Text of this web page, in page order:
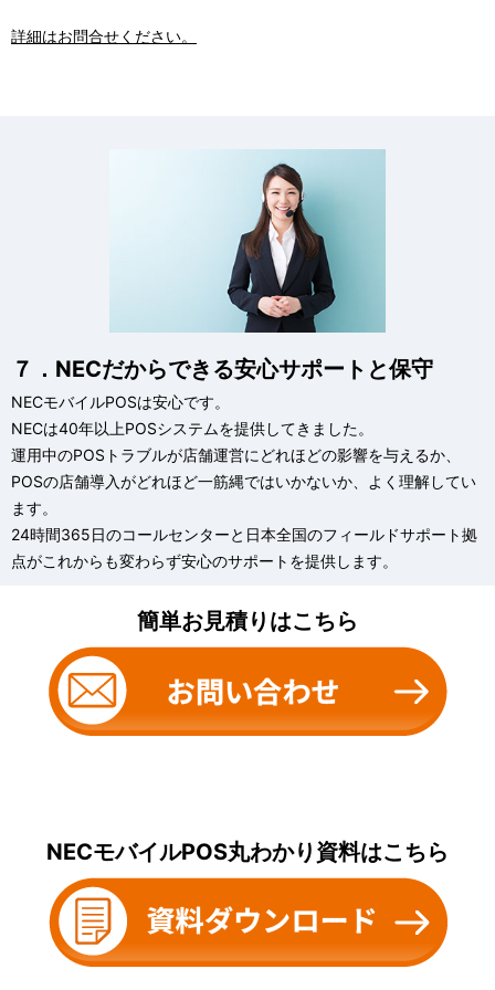
詳細はお問合せください。
７．NECだからできる安心サポートと保守
NECモバイルPOSは安心です。
NECは40年以上POSシステムを提供してきました。
運用中のPOSトラブルが店舗運営にどれほどの影響を与えるか、
POSの店舗導入がどれほど一筋縄ではいかないか、よく理解してい
ます。
24時間365日のコールセンターと日本全国のフィールドサポート拠
点がこれからも変わらず安心のサポートを提供します。
簡単お見積りはこちら
NECモバイルPOS丸わかり資料はこちら